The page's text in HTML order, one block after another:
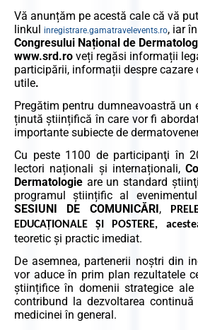
Vă anunțăm pe acestă cale că vă
linkul inregistrare.gamatravelevents.ro, iar
Congresului Național de
www.srd.ro veți regăsi informații
participării, informații despre
utile.
Pregătim pentru dumneavoastră un
ținută științifică în care vor fi
importante subiecte de
Cu peste 1100 de participanţi în
lectori naționali și internaționali,
Dermatologie are un standard
programul științific al
SESIUNI DE COMUNICĂRI ,
EDUCAȚIONALE ȘI POSTERE,
teoretic şi practic imediat.
De asemnea, partenerii noștri din
vor aduce în prim plan rezultatele
științifice în domenii strategice ale
contribund la dezvoltarea
medicinei în general.